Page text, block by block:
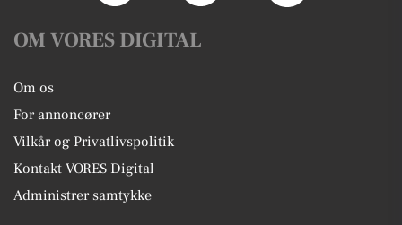
OM VORES DIGITAL
Om os
For annoncører
Vilkår og Privatlivspolitik
Kontakt VORES Digital
Administrer samtykke